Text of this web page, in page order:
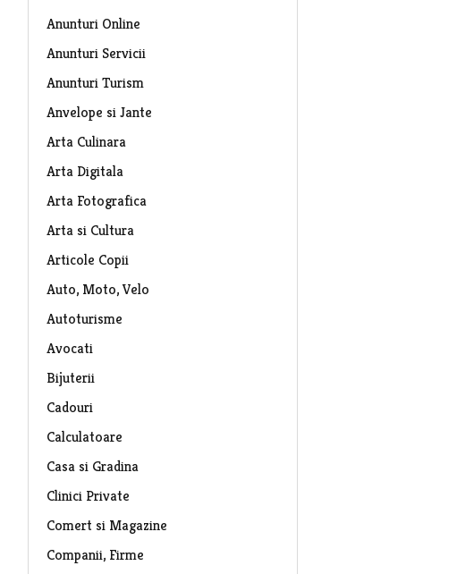
Anunturi Online
Anunturi Servicii
Anunturi Turism
Anvelope si Jante
Arta Culinara
Arta Digitala
Arta Fotografica
Arta si Cultura
Articole Copii
Auto, Moto, Velo
Autoturisme
Avocati
Bijuterii
Cadouri
Calculatoare
Casa si Gradina
Clinici Private
Comert si Magazine
Companii, Firme